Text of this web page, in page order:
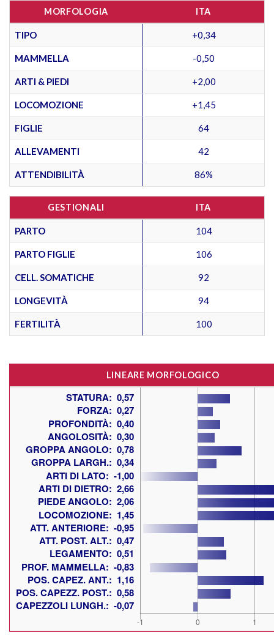
MORFOLOGIA ITA
TIPO +0,34
MAMMELLA -0,50
ARTI & PIEDI +2,00
LOCOMOZIONE +1,45
FIGLIE 64
ALLEVAMENTI 42
ATTENDIBILITÀ 86%
GESTIONALI ITA
PARTO 104
PARTO FIGLIE 106
CELL. SOMATICHE 92
LONGEVITÀ 94
FERTILITÀ 100
LINEARE MORFOLOGICO